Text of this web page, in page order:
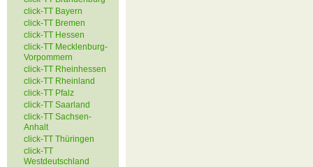
click-TT Bayern
click-TT Bremen
click-TT Hessen
click-TT Mecklenburg-
Vorpommern
click-TT Rheinhessen
click-TT Rheinland
click-TT Pfalz
click-TT Saarland
click-TT Sachsen-
Anhalt
click-TT Thüringen
click-TT
Westdeutschland